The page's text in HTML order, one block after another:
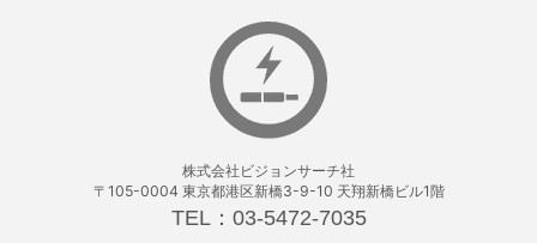
株式会社ビジョンサーチ社
〒105-0004 東京都港区新橋3-9-10 天翔新橋ビル1階
TEL：03-5472-7035